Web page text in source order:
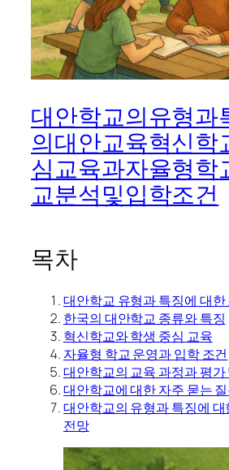
대안학교의유형과
의대안교육혁신학
심교육과자율형학
교분석및입학조건
목차
대안학교 유형과 특징에 대한
한국의 대안학교 종류와 특징
혁신학교와 학생 중심 교육
자율형 학교 운영과 입학 조건
대안학교의 교육 과정과 평가
대안학교에 대한 자주 묻는
대안학교의 유형과 특징에
전망